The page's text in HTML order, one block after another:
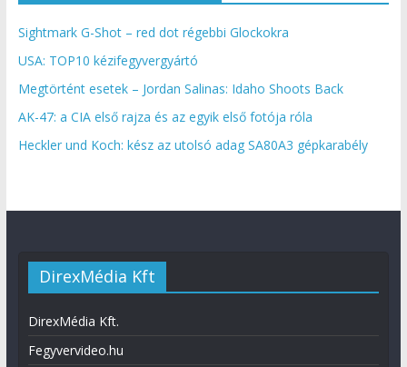
Sightmark G-Shot – red dot régebbi Glockokra
USA: TOP10 kézifegyvergyártó
Megtörtént esetek – Jordan Salinas: Idaho Shoots Back
AK-47: a CIA első rajza és az egyik első fotója róla
Heckler und Koch: kész az utolsó adag SA80A3 gépkarabély
DirexMédia Kft
DirexMédia Kft.
Fegyvervideo.hu